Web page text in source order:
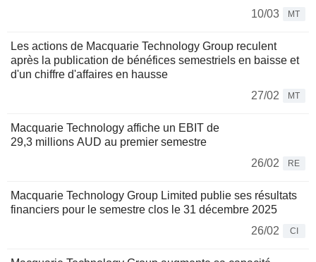
10/03
MT
Les actions de Macquarie Technology Group reculent
après la publication de bénéfices semestriels en baisse et
d'un chiffre d'affaires en hausse
27/02
MT
Macquarie Technology affiche un EBIT de
29,3 millions AUD au premier semestre
26/02
RE
Macquarie Technology Group Limited publie ses résultats
financiers pour le semestre clos le 31 décembre 2025
26/02
CI